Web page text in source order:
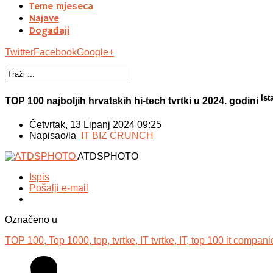
Teme mjeseca
Najave
Događaji
TwitterFacebookGoogle+
TOP 100 najboljih hrvatskih hi-tech tvrtki u 2024. godini
Četvrtak, 13 Lipanj 2024 09:25
Napisao/la
IT BIZ CRUNCH
ATDSPHOTO
Ispis
Pošalji e-mail
Označeno u
TOP 100, Top 1000, top, tvrtke, IT tvrtke, IT, top 100 it